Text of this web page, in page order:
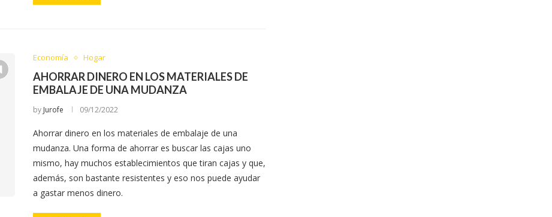
Economía Hogar
AHORRAR DINERO EN LOS MATERIALES DE
EMBALAJE DE UNA MUDANZA
by Jurofe 09/12/2022
Ahorrar dinero en los materiales de embalaje de una
mudanza. Una forma de ahorrar es buscar las cajas uno
mismo, hay muchos establecimientos que tiran cajas y que,
además, son bastante resistentes y eso nos puede ayudar
a gastar menos dinero.